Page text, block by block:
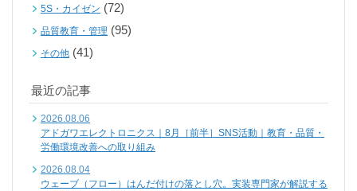
5S・カイゼン (72)
品質教育・管理 (95)
その他 (41)
最近の記事
2026.08.06
アドガワエレクトロニクス｜8月［前半］SNS活動｜教育・品質・
労働環境改善への取り組み
2026.08.04
ウェーブ（フロー）はんだ付けの落とし穴。実装専門家が解説する